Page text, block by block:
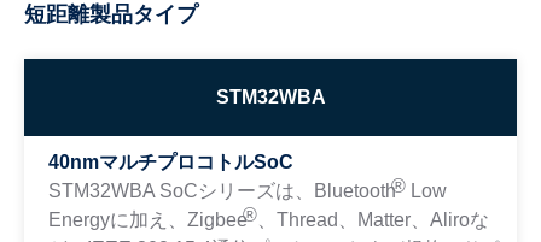
短距離製品タイプ
STM32WBA
40nmマルチプロコトルSoC
STM32WBA SoCシリーズは、Bluetooth®Low
Energyに加え、Zigbee®、Thread、Matter、Aliroな